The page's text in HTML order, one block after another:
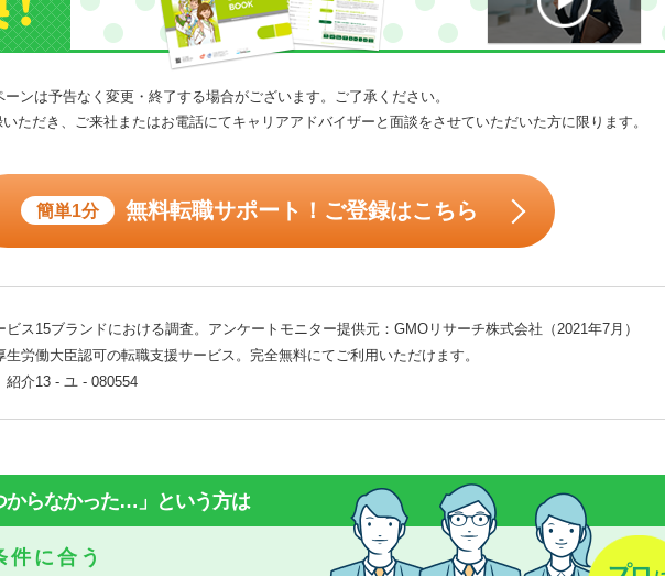
ンは予告なく変更・終了する場合がございます。ご了承ください。
ただき、ご来社またはお電話にてキャリアアドバイザーと面談をさせていただいた方に限ります。
簡単1分 無料転職サポート！ご登録はこちら
ス15ブランドにおける調査。アンケートモニター提供元：GMOリサーチ株式会社（2021年7月）
生労働大臣認可の転職支援サービス。完全無料にてご利用いただけます。
介13 - ユ - 080554
からなかった…」という方は
件に合う